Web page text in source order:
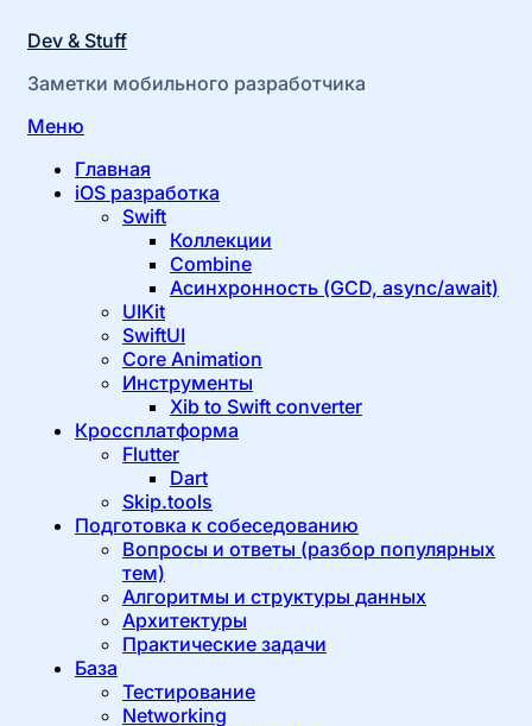
Dev & Stuff
Заметки мобильного разработчика
Перейти
содержимому
Меню
Главная
iOS разработка
Swift
Коллекции
Combine
Асинхронность (GCD, async/await)
UIKit
SwiftUI
Core Animation
Инструменты
Xib to Swift converter
Кроссплатформа
Flutter
Dart
Skip.tools
Подготовка к собеседованию
Вопросы и ответы (разбор популярных
тем)
Алгоритмы и структуры данных
Архитектуры
Практические задачи
База
Тестирование
Networking